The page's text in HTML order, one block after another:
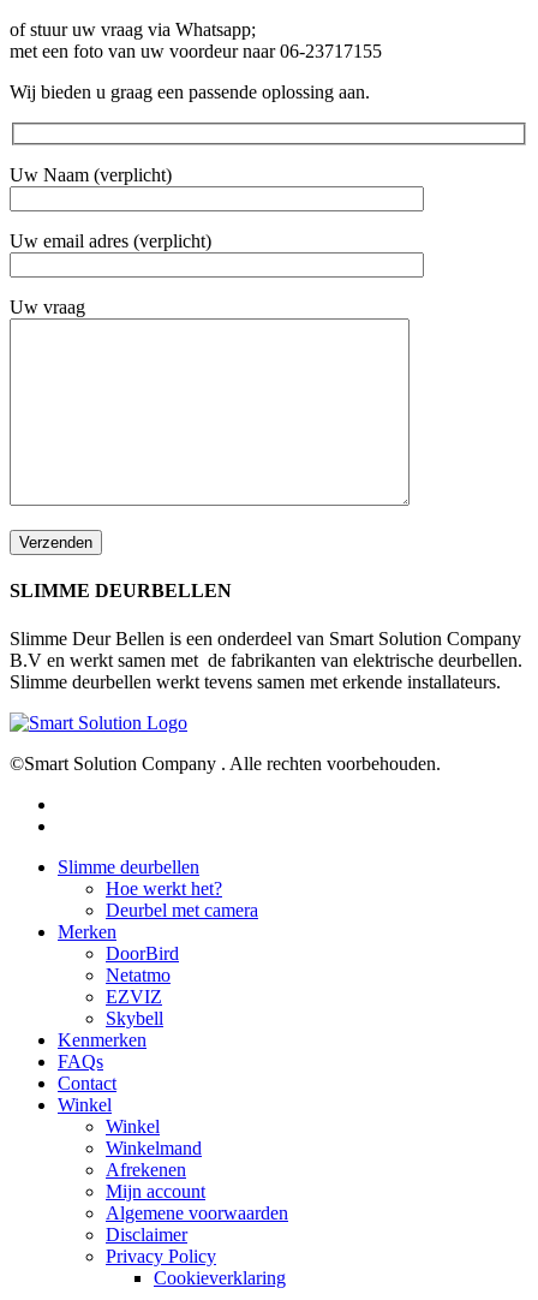
of stuur uw vraag via Whatsapp;
met een foto van uw voordeur naar 06-23717155
Wij bieden u graag een passende oplossing aan.
Uw Naam (verplicht)
Uw email adres (verplicht)
Uw vraag
SLIMME DEURBELLEN
Slimme Deur Bellen is een onderdeel van Smart Solution Company
B.V en werkt samen met de fabrikanten van elektrische deurbellen.
Slimme deurbellen werkt tevens samen met erkende installateurs.
©Smart Solution Company . Alle rechten voorbehouden.
Close
Slimme deurbellen
Hoe werkt het?
Deurbel met camera
Merken
DoorBird
Netatmo
EZVIZ
Skybell
Kenmerken
FAQs
Contact
Winkel
Winkel
Winkelmand
Afrekenen
Mijn account
Algemene voorwaarden
Disclaimer
Privacy Policy
Cookieverklaring